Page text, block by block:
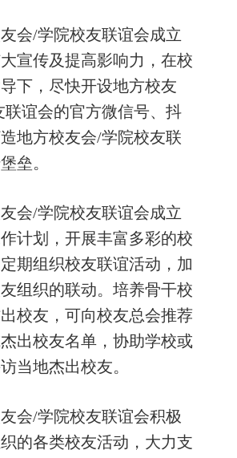
会/学院校友联谊会成立
宣传及提高影响力，在校
下，尽快开设地方校友
联谊会的官方微信号、抖
地方校友会/学院校友联
垒。
会/学院校友联谊会成立
计划，开展丰富多彩的校
期组织校友联谊活动，加
组织的联动。培养骨干校
校友，可向校友总会推荐
出校友名单，协助学校或
当地杰出校友。
会/学院校友联谊会积极
的各类校友活动，大力支